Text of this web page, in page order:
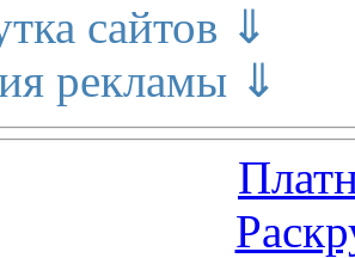
сайтов ⇓
рекламы ⇓